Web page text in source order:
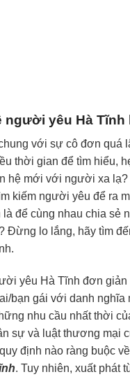
người yêu Hà Tĩnh
với sự cô đơn quá
thời gian để tìm hiểu,
hệ mới với người xa lạ?
kiếm người yêu để ra
là để cùng nhau chia sẻ
Đừng lo lắng, hãy tìm
yêu Hà Tĩnh đơn giản
bạn gái với danh nghĩa
nhu cầu nhất thời
sự và luật thương mại
định nào ràng buộc về
. Tuy nhiên, xuất phát